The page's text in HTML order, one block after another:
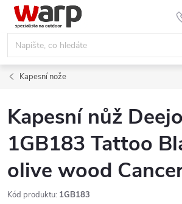
Přejít
obsah
Kapesní nože
Kapesní nůž Deejo
1GB183 Tattoo
olive wood
Kód produktu: 1GB183